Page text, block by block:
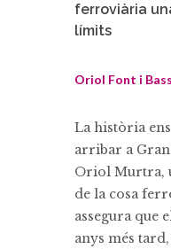
ferroviària
límits
Oriol Font i
La història
arribar a
Oriol Murtra,
de la cosa
assegura que
anys més